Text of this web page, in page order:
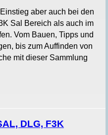
aber auch bei den
Sal Bereich als auch im
Vom Bauen, Tipps und
bis zum Auffinden von
mit dieser Sammlung
DLG, F3K